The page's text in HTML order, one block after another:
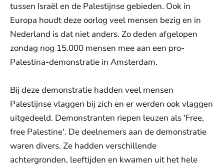
tussen Israël en de Palestijnse gebieden. Ook in
Europa houdt deze oorlog veel mensen bezig en in
Nederland is dat niet anders. Zo deden afgelopen
zondag nog 15.000 mensen mee aan een pro-
Palestina-demonstratie in Amsterdam.
Bij deze demonstratie hadden veel mensen
Palestijnse vlaggen bij zich en er werden ook vlaggen
uitgedeeld. Demonstranten riepen leuzen als 'Free,
free Palestine'. De deelnemers aan de demonstratie
waren divers. Ze hadden verschillende
achtergronden, leeftijden en kwamen uit het hele